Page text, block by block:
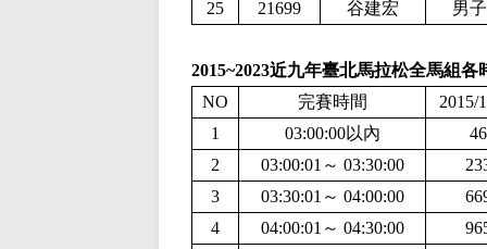
25 21699 谷建宏 男
2015~2023近九年臺北馬拉松全馬組
NO
完賽時間
2015/
1
03:00:00以內
46
2
03:00:01～ 03:30:00
3
03:30:01～ 04:00:00
4
04:00:01～ 04:30:00